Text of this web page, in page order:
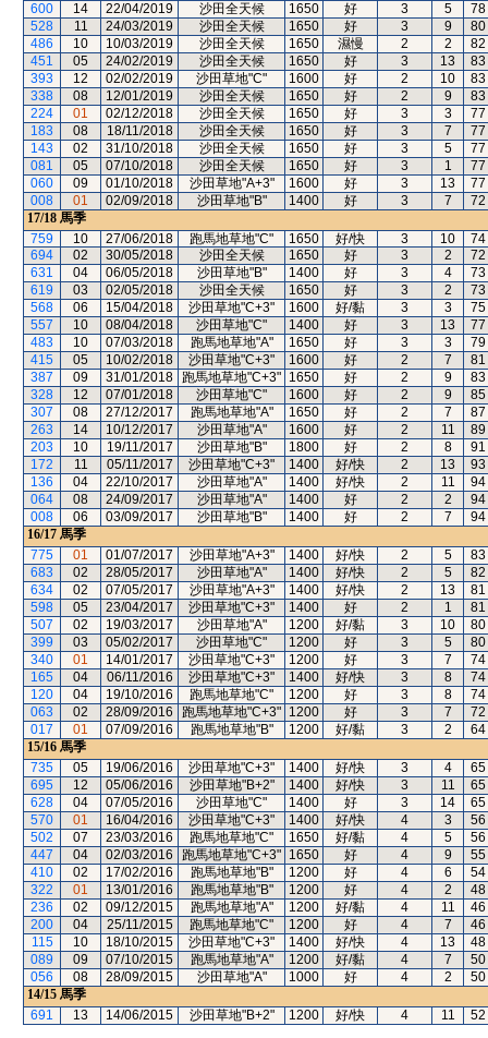
600
14 22/04/2019 沙田全天候 1650 好 3 5
78
528
11 24/03/2019 沙田全天候 1650 好 3 9
80
486
10 10/03/2019 沙田全天候 1650 濕慢 2 2
82
451
05 24/02/2019 沙田全天候 1650 好 3 13
83
393
12 02/02/2019 沙田草地"C" 1600 好 2 10
83
338
08 12/01/2019 沙田全天候 1650 好 2 9
83
224
01 02/12/2018 沙田全天候 1650 好 3 3
77
183
08 18/11/2018 沙田全天候 1650 好 3 7
77
143
02 31/10/2018 沙田全天候 1650 好 3 5
77
081
05 07/10/2018 沙田全天候 1650 好 3 1
77
060
09 01/10/2018 沙田草地"A+3" 1600 好 3 13
77
008
01 02/09/2018 沙田草地"B" 1400 好 3 7
72
17/18 馬季
759
10 27/06/2018 跑馬地草地"C" 1650 好/快 3 10
74
694
02 30/05/2018 沙田全天候 1650 好 3 2
72
631
04 06/05/2018 沙田草地"B" 1400 好 3 4
73
619
03 02/05/2018 沙田全天候 1650 好 3 2
73
568
06 15/04/2018 沙田草地"C+3" 1600 好/黏 3 3
75
557
10 08/04/2018 沙田草地"C" 1400 好 3 13
77
483
10 07/03/2018 跑馬地草地"A" 1650 好 3 3
79
415
05 10/02/2018 沙田草地"C+3" 1600 好 2 7
81
387
09 31/01/2018 跑馬地草地"C+3" 1650 好 2 9
83
328
12 07/01/2018 沙田草地"C" 1600 好 2 9
85
307
08 27/12/2017 跑馬地草地"A" 1650 好 2 7
87
263
14 10/12/2017 沙田草地"A" 1600 好 2 11
89
203
10 19/11/2017 沙田草地"B" 1800 好 2 8
91
172
11 05/11/2017 沙田草地"C+3" 1400 好/快 2 13
93
136
04 22/10/2017 沙田草地"A" 1400 好/快 2 11
94
064
08 24/09/2017 沙田草地"A" 1400 好 2 2
94
008
06 03/09/2017 沙田草地"B" 1400 好 2 7
94
16/17 馬季
775
01 01/07/2017 沙田草地"A+3" 1400 好/快 2 5
83
683
02 28/05/2017 沙田草地"A" 1400 好/快 2 5
82
634
02 07/05/2017 沙田草地"A+3" 1400 好/快 2 13
81
598
05 23/04/2017 沙田草地"C+3" 1400 好 2 1
81
507
02 19/03/2017 沙田草地"A" 1200 好/黏 3 10
80
399
03 05/02/2017 沙田草地"C" 1200 好 3 5
80
340
01 14/01/2017 沙田草地"C+3" 1200 好 3 7
74
165
04 06/11/2016 沙田草地"C+3" 1400 好/快 3 8
74
120
04 19/10/2016 跑馬地草地"C" 1200 好 3 8
74
063
02 28/09/2016 跑馬地草地"C+3" 1200 好 3 7
72
017
01 07/09/2016 跑馬地草地"B" 1200 好/黏 3 2
64
15/16 馬季
735
05 19/06/2016 沙田草地"C+3" 1400 好/快 3 4
65
695
12 05/06/2016 沙田草地"B+2" 1400 好/快 3 11
65
628
04 07/05/2016 沙田草地"C" 1400 好 3 14
65
570
01 16/04/2016 沙田草地"C+3" 1400 好/快 4 3
56
502
07 23/03/2016 跑馬地草地"C" 1650 好/黏 4 5
56
447
04 02/03/2016 跑馬地草地"C+3" 1650 好 4 9
55
410
02 17/02/2016 跑馬地草地"B" 1200 好 4 6
54
322
01 13/01/2016 跑馬地草地"B" 1200 好 4 2
48
236
02 09/12/2015 跑馬地草地"A" 1200 好/黏 4 11
46
200
04 25/11/2015 跑馬地草地"C" 1200 好 4 7
46
115
10 18/10/2015 沙田草地"C+3" 1400 好/快 4 13
48
089
09 07/10/2015 跑馬地草地"A" 1200 好/黏 4 7
50
056
08 28/09/2015 沙田草地"A" 1000 好 4 2
50
14/15 馬季
691
13 14/06/2015 沙田草地"B+2" 1200 好/快 4 11 52